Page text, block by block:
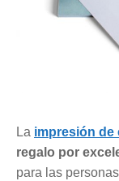
La impresión de
regalo por
para las